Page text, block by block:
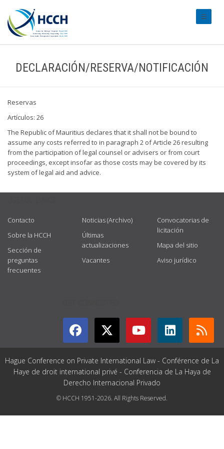
DECLARACIÓN/RESERVA/NOTIFICACIÓN
Reservas
Artículos: 26
The Republic of Mauritius declares that it shall not be bound to
assume any costs referred to in paragraph 2 of Article 26 resulting
from the participation of legal counsel or advisers or from court
proceedings, except insofar as those costs may be covered by its
system of legal aid and advice.
Contacto
Sobre la HCCH
Sección de
preguntas
frecuentes
Noticias (Archivo)
Últimas
actualizaciones
Vacantes
Convocatorias de
licitación
Mapa del sitio
Aviso jurídico
Hague Conference on Private International Law - Conférence de La
Haye de droit international privé - Conferencia de La Haya de
Derecho Internacional Privado
© HCCH 1951-2026. All Rights Reserved.